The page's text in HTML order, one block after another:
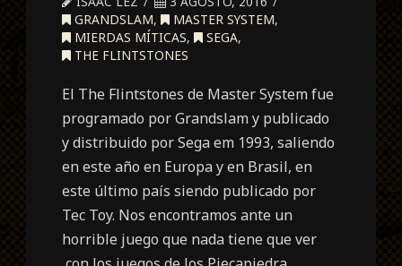
GRANDSLAM, MASTER SYSTEM,
MIERDAS MÍTICAS, SEGA,
THE FLINTSTONES
El The Flintstones de Master System fue
programado por Grandslam y publicado
y distribuido por Sega em 1993, saliendo
en este año en Europa y en Brasil, en
este último país siendo publicado por
Tec Toy. Nos encontramos ante un
horrible juego que nada tiene que ver